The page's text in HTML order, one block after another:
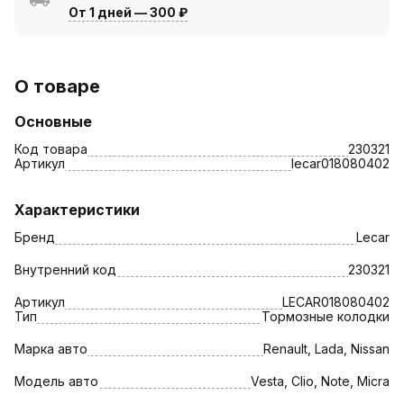
От 1 дней —300 ₽
О товаре
Основные
Код товара
230321
Артикул
lecar018080402
Характеристики
Бренд Lecar
Внутренний код 230321
Артикул
LECAR018080402
Тип
Тормозные колодки
Марка авто Renault, Lada, Nissan
Модель авто Vesta, Clio, Note, Micra